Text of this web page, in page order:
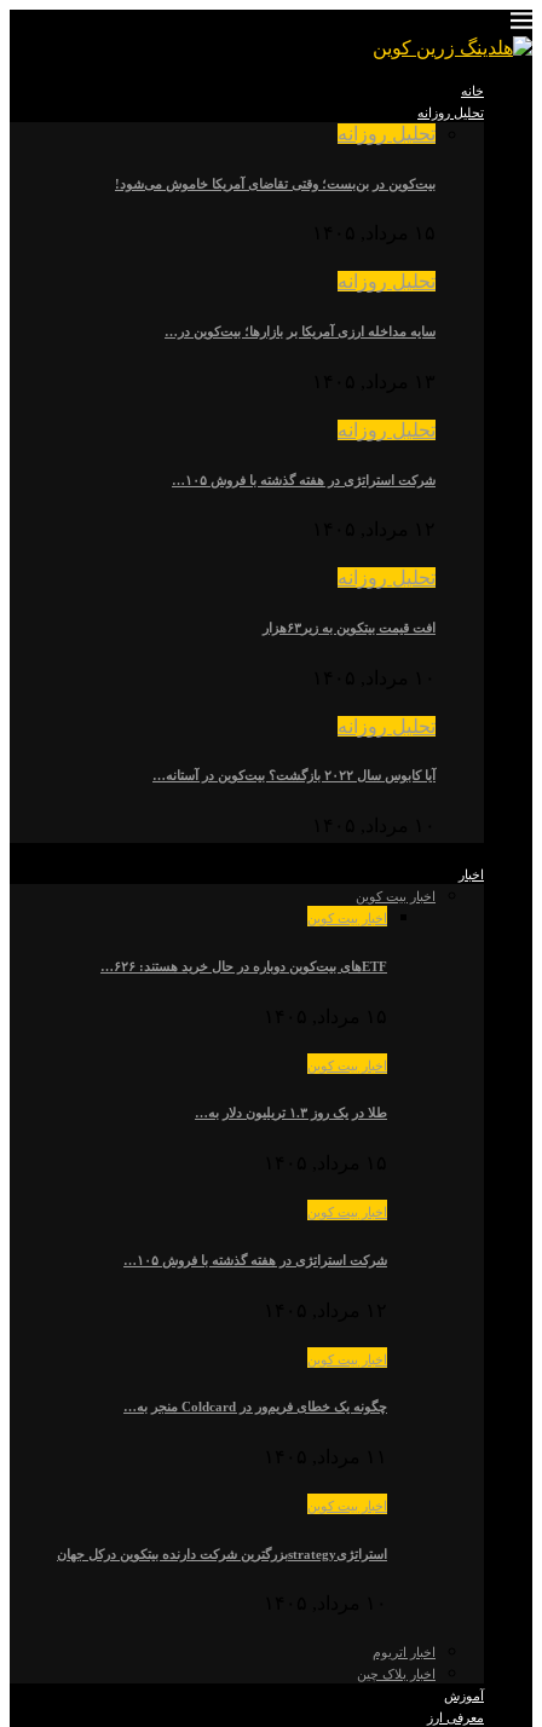
خانه
تحلیل روزانه
تحلیل روزانه
بیت‌کوین در بن‌بست؛ وقتی تقاضای آمریکا خاموش می‌شود!
تحلیل روزانه
سایه مداخله ارزی آمریکا بر بازارها؛ بیت‌کوین در…
تحلیل روزانه
شرکت استراتژی در هفته گذشته با فروش ۱۰۵…
تحلیل روزانه
افت قیمت بیتکوین به زیر۶۳هزار
تحلیل روزانه
آیا کابوس سال ۲۰۲۲ بازگشت؟ بیت‌کوین در آستانه…
اخبار
اخبار بیت کوین
اخبار بیت کوین
ETFهای بیت‌کوین دوباره در حال خرید هستند: ۶۲۶…
اخبار بیت کوین
طلا در یک روز ۱.۳ تریلیون دلار به…
اخبار بیت کوین
شرکت استراتژی در هفته گذشته با فروش ۱۰۵…
اخبار بیت کوین
چگونه یک خطای فریم‌ور در Coldcard منجر به…
اخبار بیت کوین
استراتژیstrategyبزرگترین شرکت دارنده بیتکوین درکل جهان
اخبار اتریوم
اخبار بلاک چین
آموزش
معرفی ارز